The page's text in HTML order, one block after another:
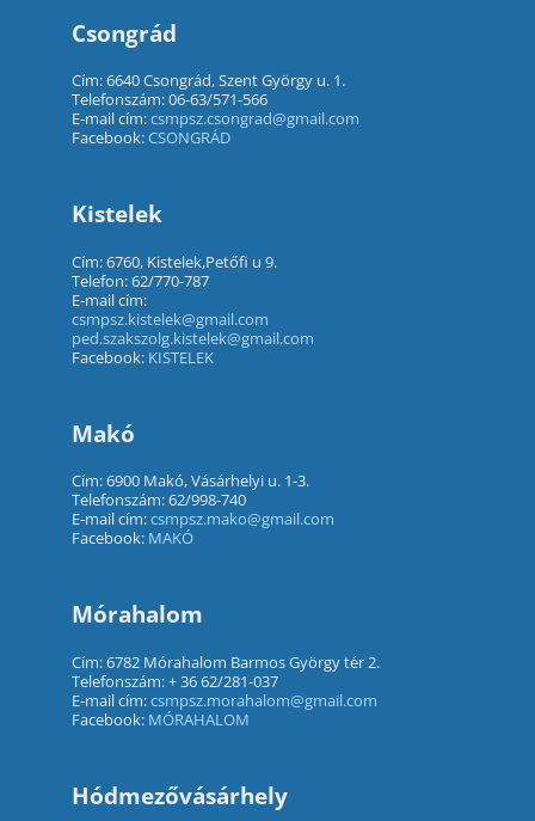
Csongrád
Cím: 6640 Csongrád, Szent György u. 1.
Telefonszám: 06-63/571-566
E-mail cím:csmpsz.csongrad@gmail.com
Facebook:CSONGRÁD
Kistelek
Cím: 6760, Kistelek,Petőfi u 9.
Telefon: 62/770-787
E-mail cím:
csmpsz.kistelek@gmail.com
ped.szakszolg.kistelek@gmail.com
Facebook: KISTELEK
Makó
Cím: 6900 Makó, Vásárhelyi u. 1-3.
Telefonszám: 62/998-740
E-mail cím:csmpsz.mako@gmail.com
Facebook: MAKÓ
Mórahalom
Cím: 6782 Mórahalom Barmos György tér 2.
Telefonszám: + 36 62/281-037
E-mail cím:csmpsz.morahalom@gmail.com
Facebook: MÓRAHALOM
Hódmezővásárhely